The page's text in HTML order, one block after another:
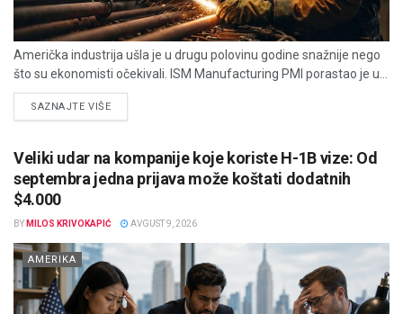
Američka industrija ušla je u drugu polovinu godine snažnije nego
što su ekonomisti očekivali. ISM Manufacturing PMI porastao je u...
SAZNAJTE VIŠEDETAILS
Veliki udar na kompanije koje koriste H-1B vize: Od
septembra jedna prijava može koštati dodatnih
$4.000
BY MILOS KRIVOKAPIĆ AVGUST 9, 2026
AMERIKA